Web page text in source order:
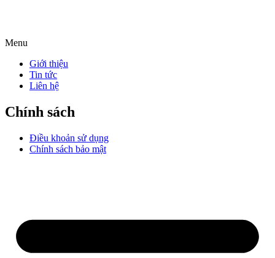
Menu
Giới thiệu
Tin tức
Liên hệ
Chính sách
Điều khoản sử dụng
Chính sách bảo mật